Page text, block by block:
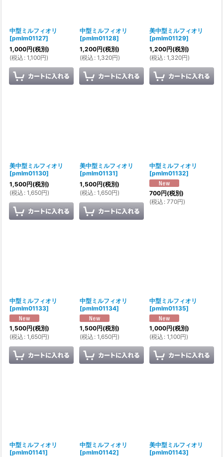
中型ミルフィオリ
[pmlm01127]
1,000円(税別)
(税込 : 1,100円)
中型ミルフィオリ
[pmlm01128]
1,200円(税別)
(税込 : 1,320円)
美中型ミルフィオリ
[pmlm01129]
1,200円(税別)
(税込 : 1,320円)
美中型ミルフィオリ
[pmlm01130]
1,500円(税別)
(税込 : 1,650円)
美中型ミルフィオリ
[pmlm01131]
1,500円(税別)
(税込 : 1,650円)
中型ミルフィオリ
[pmlm01132]
700円(税別)
(税込 : 770円)
中型ミルフィオリ
[pmlm01133]
1,500円(税別)
(税込 : 1,650円)
中型ミルフィオリ
[pmlm01134]
1,500円(税別)
(税込 : 1,650円)
中型ミルフィオリ
[pmlm01135]
1,000円(税別)
(税込 : 1,100円)
中型ミルフィオリ
[pmlm01141]
中型ミルフィオリ
[pmlm01142]
美中型ミルフィオリ
[pmlm01143]